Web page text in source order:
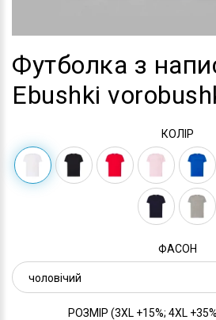
Футболка з
Ebushki
КОЛІР
ФАСОН
РОЗМІР (3XL +15%; 4XL